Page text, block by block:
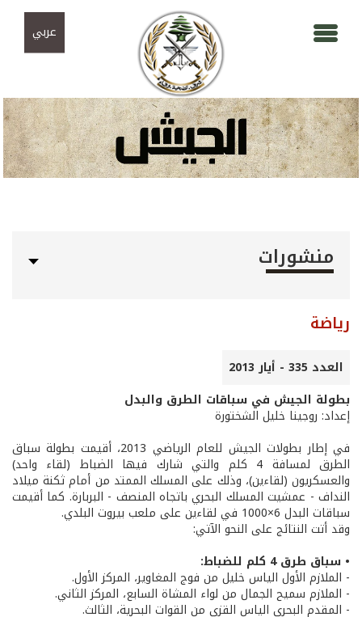
عربي
منشورات
رياضة
العدد 335 - أيار 2013
بطولة الجيش في سباقات الطرق والبدل
إعداد: روجينا خليل الشختورة
في إطار بطولات الجيش للعام الرياضي 2013، أقيمت بطولة سباق
الطرق لمسافة 4 كلم والتي شارك فيها الضباط (لقاء واحد)
والعسكريون (لقاءين)، وذلك على المسلك الممتد من أمام ثكنة ميلاد
النداف - عمشيت المسلك البحري باتجاه المنصف - البربارة. كما أقيمت
سباقات البدل 6×1000 في لقاءين على ملعب بيروت البلدي.
وقد أتت النتائج على النحو الآتي:
• سباق طرق 4 كلم للضباط:
- الملازم الأول الياس خليل من فوج المغاوير، المركز الأول.
- الملازم سميح الجمال من لواء المشاة السابع، المركز الثاني.
- المقدم البحري الياس القزي من القوات البحرية، الثالث.